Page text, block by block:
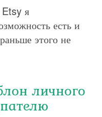
я
есть и
этого не
личного